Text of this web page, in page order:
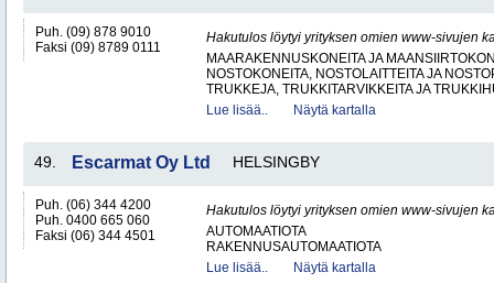
Puh. (09) 878 9010
Faksi (09) 8789 0111
Hakutulos löytyi yrityksen omien www-sivujen
MAARAKENNUSKONEITA JA
NOSTOKONEITA, NOSTOLAITTEITA JA
TRUKKEJA, TRUKKITARVIKKEITA JA
Lue lisää..
Näytä kartalla
49. Escarmat Oy Ltd HELSINGBY
Puh. (06) 344 4200
Puh. 0400 665 060
Faksi (06) 344 4501
Hakutulos löytyi yrityksen omien www-sivujen
AUTOMAATIOTA
RAKENNUSAUTOMAATIOTA
Lue lisää..
Näytä kartalla